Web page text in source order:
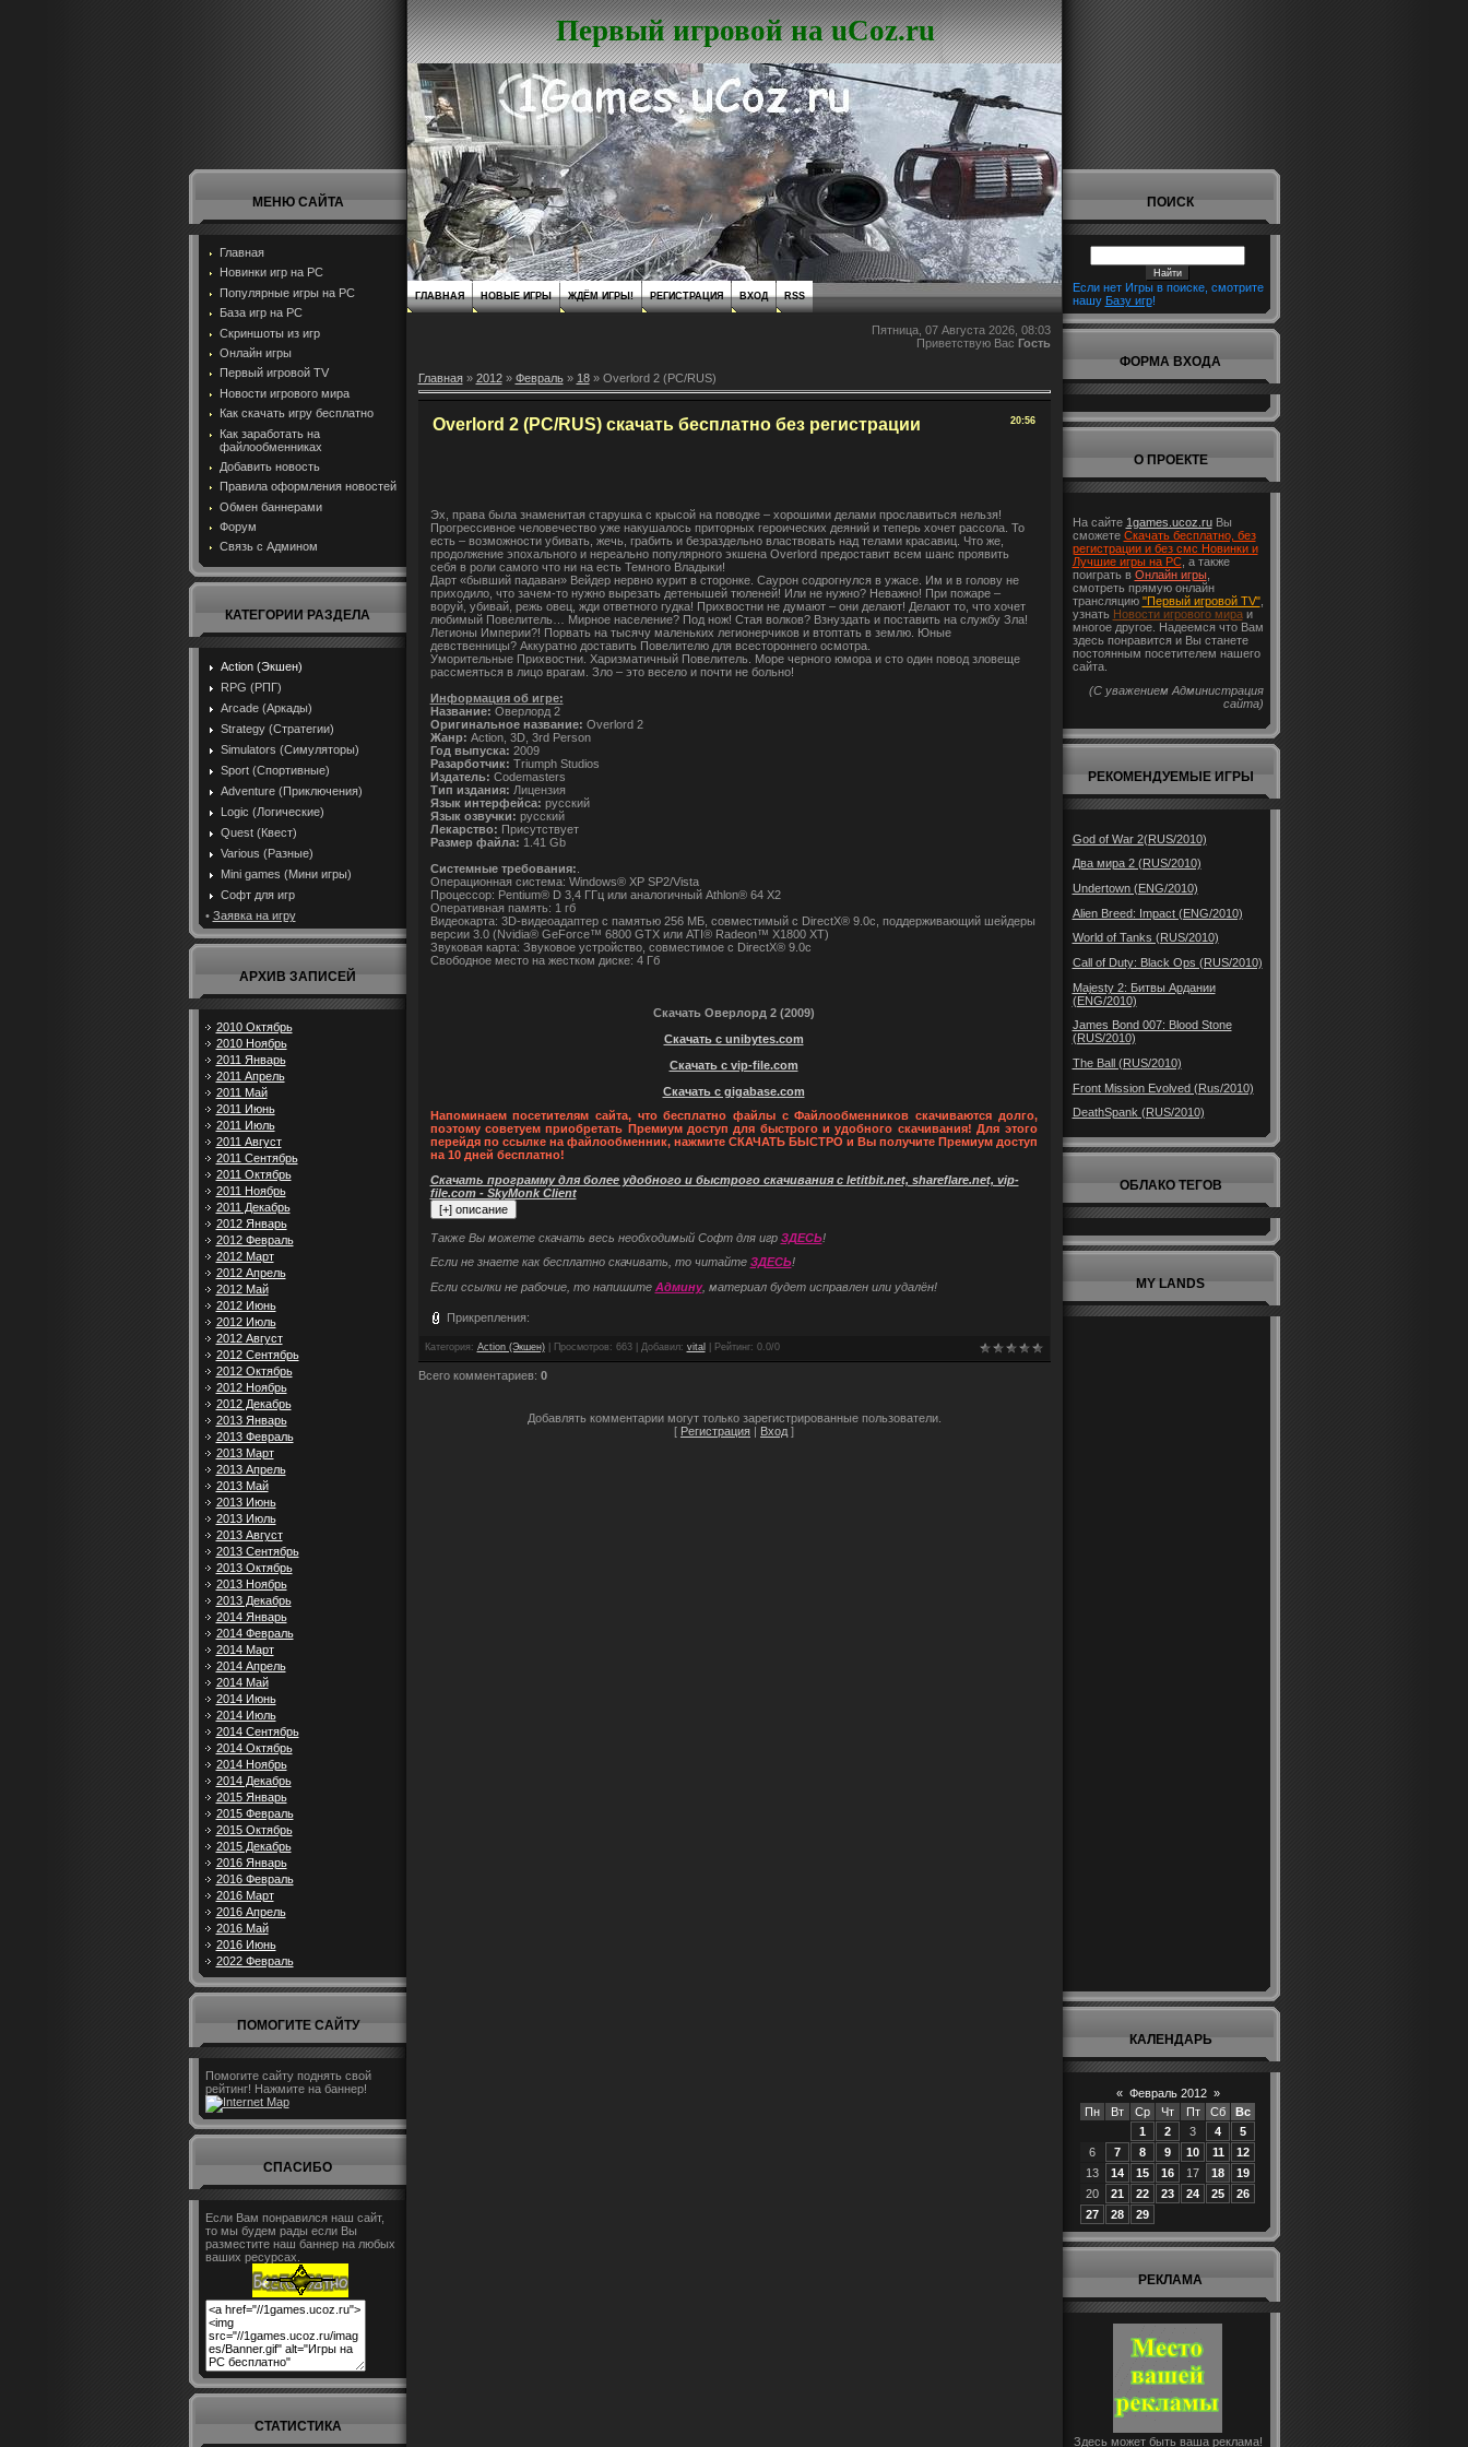
МЕНЮ САЙТА
Главная
Новинки игр на PC
Популярные игры на PC
База игр на РС
Скриншоты из игр
Онлайн игры
Первый игровой TV
Новости игрового мира
Как скачать игру бесплатно
Как заработать на
файлообменниках
Добавить новость
Правила оформления новостей
Обмен баннерами
Форум
Связь с Админом
КАТЕГОРИИ РАЗДЕЛА
Action (Экшен)
RPG (РПГ)
Arcade (Аркады)
Strategy (Стратегии)
Simulators (Симуляторы)
Sport (Спортивные)
Adventure (Приключения)
Logic (Логические)
Quest (Квест)
Various (Разные)
Mini games (Мини игры)
Софт для игр
• Заявка на игру
АРХИВ ЗАПИСЕЙ
2010 Октябрь
2010 Ноябрь
2011 Январь
2011 Апрель
2011 Май
2011 Июнь
2011 Июль
2011 Август
2011 Сентябрь
2011 Октябрь
2011 Ноябрь
2011 Декабрь
2012 Январь
2012 Февраль
2012 Март
2012 Апрель
2012 Май
2012 Июнь
2012 Июль
2012 Август
2012 Сентябрь
2012 Октябрь
2012 Ноябрь
2012 Декабрь
2013 Январь
2013 Февраль
2013 Март
2013 Апрель
2013 Май
2013 Июнь
2013 Июль
2013 Август
2013 Сентябрь
2013 Октябрь
2013 Ноябрь
2013 Декабрь
2014 Январь
2014 Февраль
2014 Март
2014 Апрель
2014 Май
2014 Июнь
2014 Июль
2014 Сентябрь
2014 Октябрь
2014 Ноябрь
2014 Декабрь
2015 Январь
2015 Февраль
2015 Октябрь
2015 Декабрь
2016 Январь
2016 Февраль
2016 Март
2016 Апрель
2016 Май
2016 Июнь
2022 Февраль
ПОМОГИТЕ САЙТУ
Помогите сайту поднять свой
рейтинг! Нажмите на баннер!
СПАСИБО
Если Вам понравился наш сайт,
то мы будем рады если Вы
разместите наш баннер на любых
ваших ресурсах.
СТАТИСТИКА
Первый игровой на uCoz.ru
ГЛАВНАЯ НОВЫЕ ИГРЫ ЖДЁМ ИГРЫ! РЕГИСТРАЦИЯ ВХОД RSS
Пятница, 07 Августа 2026, 08:03
Приветствую Вас Гость
Главная» 2012 » Февраль » 18» Overlord 2 (PC/RUS)
20:56
Overlord 2 (PC/RUS) скачать бесплатно без регистрации
Эх, права была знаменитая старушка с крысой на поводке – хорошими делами прославиться нельзя!
Прогрессивное человечество уже накушалось приторных героических деяний и теперь хочет рассола. То
есть – возможности убивать, жечь, грабить и безраздельно властвовать над телами красавиц. Что же,
продолжение эпохального и нереально популярного экшена Overlord предоставит всем шанс проявить
себя в роли самого что ни на есть Темного Владыки!
Дарт «бывший падаван» Вейдер нервно курит в сторонке. Саурон содрогнулся в ужасе. Им и в голову не
приходило, что зачем-то нужно вырезать детенышей тюленей! Или не нужно? Неважно! При пожаре –
воруй, убивай, режь овец, жди ответного гудка! Прихвостни не думают – они делают! Делают то, что хочет
любимый Повелитель… Мирное население? Под нож! Стая волков? Взнуздать и поставить на службу Зла!
Легионы Империи?! Порвать на тысячу маленьких легионерчиков и втоптать в землю. Юные
девственницы? Аккуратно доставить Повелителю для всестороннего осмотра.
Уморительные Прихвостни. Харизматичный Повелитель. Море черного юмора и сто один повод зловеще
рассмеяться в лицо врагам. Зло – это весело и почти не больно!
Информация об игре:
Название: Оверлорд 2
Оригинальное название: Overlord 2
Жанр: Action, 3D, 3rd Person
Год выпуска: 2009
Разарботчик: Triumph Studios
Издатель: Codemasters
Тип издания: Лицензия
Язык интерфейса: русский
Язык озвучки: русский
Лекарство: Присутствует
Размер файла: 1.41 Gb
Системные требования:
Операционная система: Windows® XP SP2/Vista
Процессор: Pentium® D 3,4 ГГц или аналогичный Athlon® 64 X2
Оперативная память: 1 гб
Видеокарта: 3D-видеоадаптер с памятью 256 МБ, совместимый с DirectX® 9.0с, поддерживающий шейдеры
версии 3.0 (Nvidia® GeForce™ 6800 GTX или ATI® Radeon™ X1800 XT)
Звуковая карта: Звуковое устройство, совместимое с DirectX® 9.0с
Свободное место на жестком диске: 4 Гб
Скачать Оверлорд 2 (2009)
Скачать с unibytes.com
Скачать с vip-file.com
Скачать с gigabase.com
Напоминаем посетителям сайта, что бесплатно файлы с Файлообменников скачиваются долго,
поэтому советуем приобретать Премиум доступ для быстрого и удобного скачивания! Для этого
перейдя по ссылке на файлообменник, нажмите СКАЧАТЬ БЫСТРО и Вы получите Премиум доступ
на 10 дней бесплатно!
Скачать программу для более удобного и быстрого скачивания с letitbit.net, shareflare.net, vip-
file.com - SkyMonk Client
Также Вы можете скачать весь необходимый Софт для игр ЗДЕСЬ!
Если не знаете как бесплатно скачивать, то читайте ЗДЕСЬ!
Если ссылки не рабочие, то напишите Админу, материал будет исправлен или удалён!
Прикрепления:
Категория : Action (Экшен)| Просмотров: 663 | Добавил: vital Рейтинг: 0.0/0
Всего комментариев: 0
Добавлять комментарии могут только зарегистрированные пользователи.
[ Регистрация | Вход ]
ПОИСК
Если нет Игры в поиске, смотрите
нашу Базу игр!
ФОРМА ВХОДА
О ПРОЕКТЕ
На сайте 1games.ucoz.ruВы
сможете Скачать бесплатно, без
регистрации и без смс Новинки и
Лучшие игры на PC, а также
поиграть в Онлайн игры,
смотреть прямую онлайн
трансляцию "Первый игровой TV",
узнать Новости игрового мираи
многое другое. Надеемся что Вам
здесь понравится и Вы станете
постоянным посетителем нашего
сайта.
(С уважением Администрация
сайта)
РЕКОМЕНДУЕМЫЕ ИГРЫ
God of War 2(RUS/2010)
Два мира 2 (RUS/2010)
Undertown (ENG/2010)
Alien Breed: Impact (ENG/2010)
World of Tanks (RUS/2010)
Call of Duty: Black Ops (RUS/2010)
Majesty 2: Битвы Ардании
(ENG/2010)
James Bond 007: Blood Stone
(RUS/2010)
The Ball (RUS/2010)
Front Mission Evolved (Rus/2010)
DeathSpank (RUS/2010)
ОБЛАКО ТЕГОВ
MY LANDS
КАЛЕНДАРЬ
« Февраль 2012 »
Пн
Вт Ср Чт Пт Сб
Вс
1
2 3 4
5
6
7 8 9 10 11
12
13
14 15 16 17 18
19
20
21 22 23 24 25
26
27
28 29
РЕКЛАМА
Здесь может быть ваша реклама!